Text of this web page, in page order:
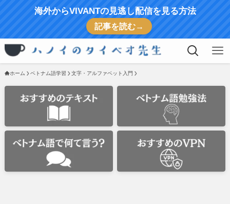
海外からVIVANTの見逃し配信を見る方法
記事を読む→
ホーム ベトナム語学習 文字・アルファベット入門